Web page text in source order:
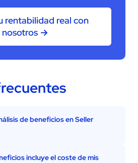
rentabilidad real con
nosotros →
de beneficios en Seller
incluye el coste de mis